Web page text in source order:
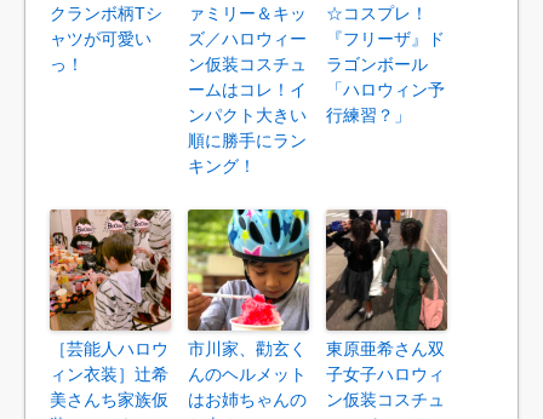
クランボ柄Tシ
ャツが可愛い
っ！
ァミリー＆キッ
ズ／ハロウィー
ン仮装コスチュ
ームはコレ！イ
ンパクト大きい
順に勝手にラン
キング！
☆コスプレ！
『フリーザ』ド
ラゴンボール
「ハロウィン予
行練習？」
［芸能人ハロウ
ィン衣装］辻希
美さんち家族仮
市川家、勸玄く
んのヘルメット
はお姉ちゃんの
東原亜希さん双
子女子ハロウィ
ン仮装コスチュ